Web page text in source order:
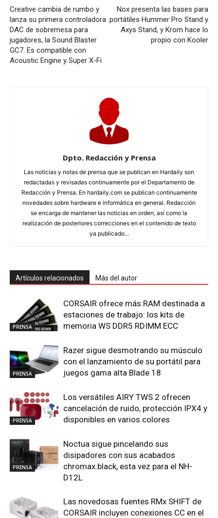
Creative cambia de rumbo y
lanza su primera controladora
DAC de sobremesa para
jugadores, la Sound Blaster
GC7. Es compatible con
Acoustic Engine y Super X-Fi
Nox presenta las bases para
portátiles Hummer Pro Stand y
Axys Stand, y Krom hace lo
propio con Kooler
Dpto. Redacción y Prensa
Las noticias y notas de prensa que se publican en Hardaily son
redactadas y revisadas continuamente por el Departamento de
Redacción y Prensa. En hardaily.com se publican continuamente
novedades sobre hardware e informática en general. Redacción
se encarga de mantener las noticias en orden, así como la
realización de posteriores correcciones en el contenido de texto
ya publicado...
Artículos relacionados Más del autor
PRENSA
CORSAIR ofrece más RAM destinada a
estaciones de trabajo: los kits de
memoria WS DDR5 RDIMM ECC
PRENSA
Razer sigue desmotrando su músculo
con el lanzamiento de su portátil para
juegos gama alta Blade 18
PRENSA
Los versátiles AIRY TWS 2 ofrecen
cancelación de ruido, protección IPX4 y
disponibles en varios colores
PRENSA
Noctua sigue pincelando sus
disipadores con sus acabados
chromax.black, esta vez para el NH-
D12L
Las novedosas fuentes RMx SHIFT de
CORSAIR incluyen conexiones CC en el